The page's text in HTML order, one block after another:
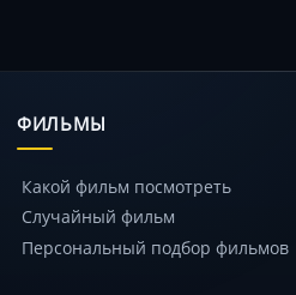
ФИЛЬМЫ
Какой фильм посмотреть
Случайный фильм
Персональный подбор фильмов